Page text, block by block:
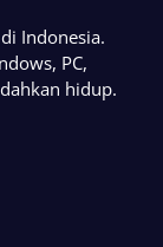
Indonesia.
PC,
hidup.